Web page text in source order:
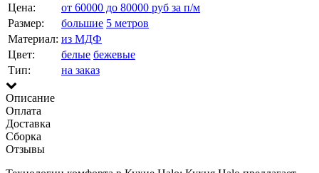
Цена:
от 60000 до 80000 руб за п/м
Размер:
большие 5 метров
Материал: из МДФ
Цвет:
белые бежевые
Тип:
на заказ
Описание
Оплата
Доставка
Сборка
Отзывы